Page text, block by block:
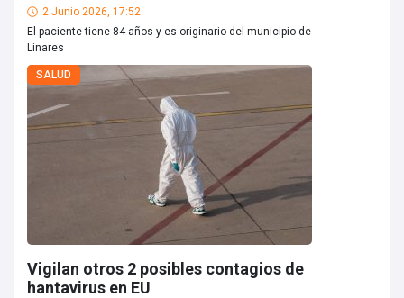
2 Junio 2026, 17:52
El paciente tiene 84 años y es originario del municipio de
Linares
SALUD
Vigilan otros 2 posibles contagios de
hantavirus en EU